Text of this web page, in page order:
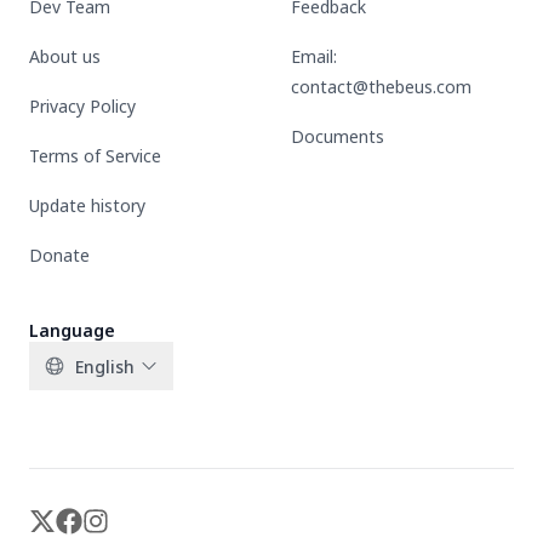
Dev Team
About us
Privacy Policy
Terms of Service
Update history
Donate
Feedback
Email:
contact@thebeus.com
Documents
Language
English
X-twitter
Facebook
Instagram